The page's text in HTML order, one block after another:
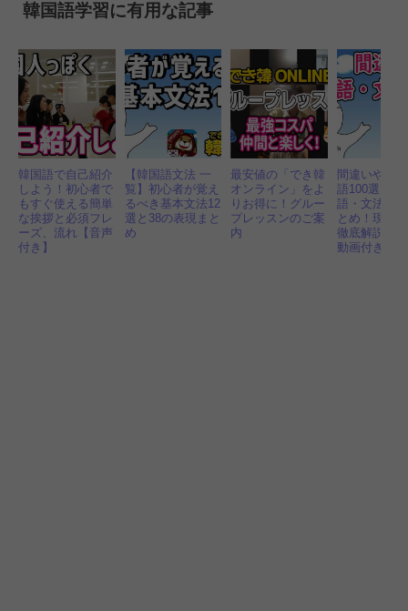
韓国語学習に有用な記事
韓国語で自己紹介
しよう！初心者で
もすぐ使える簡単
な挨拶と必須フレ
ーズ、流れ【音声
付き】
【韓国語文法 一
覧】初心者が覚え
るべき基本文法12
選と38の表現まと
め
最安値の「でき韓
オンライン」をよ
りお得に！グルー
プレッスンのご案
内
間違いやす
語100選 表
語・文法・
とめ！現役
徹底解説｜
動画付き